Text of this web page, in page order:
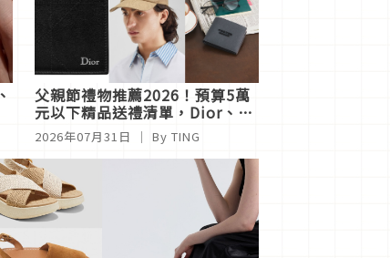
父親節禮物推薦2026！預算5萬
元以下精品送禮清單，Dior、
Prada、FENDI、PORTER 13款
爆款一次挑
2026年07月31日 ｜ By TING